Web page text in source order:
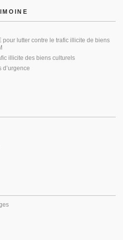
pour lutter contre le trafic illicite de biens
illicite des biens culturels
d’urgence